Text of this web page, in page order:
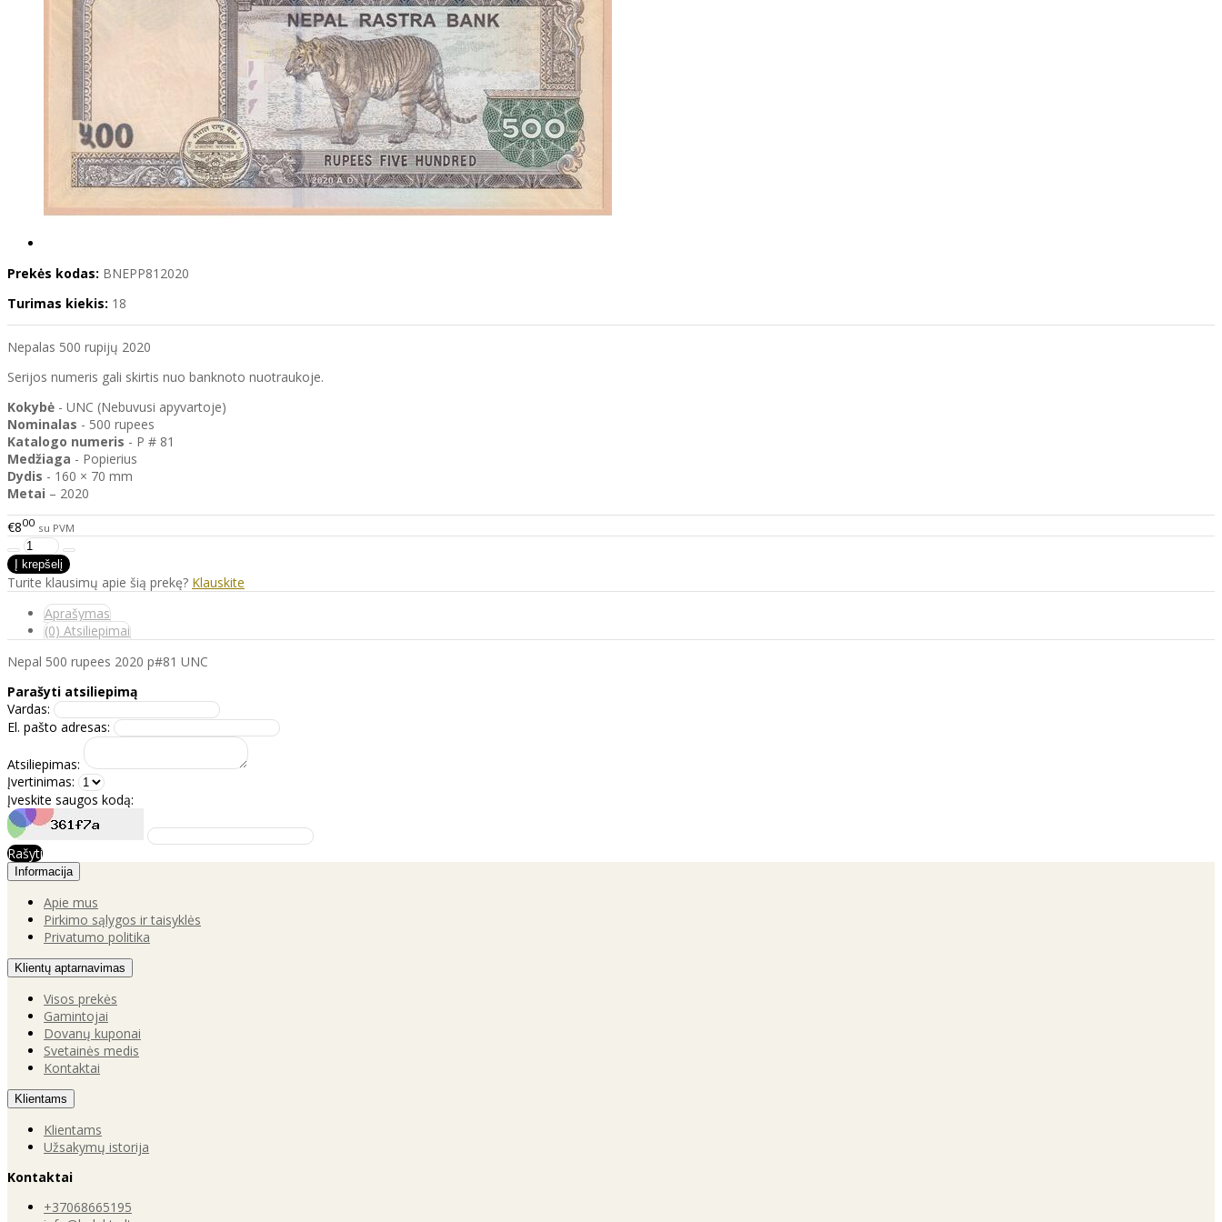
Prekės kodas: BNEPP812020
Turimas kiekis: 18
Nepalas 500 rupijų 2020
Serijos numeris gali skirtis nuo banknoto nuotraukoje.
Kokybė - UNC (Nebuvusi apyvartoje)
Nominalas - 500 rupees
Katalogo numeris - P # 81
Medžiaga - Popierius
Dydis - 160 × 70 mm
Metai – 2020
€800 su PVM
Turite klausimų apie šią prekę? Klauskite
Aprašymas
(0) Atsiliepimai
Nepal 500 rupees 2020 p#81 UNC
Parašyti atsiliepimą
Vardas:
El. pašto adresas:
Atsiliepimas:
Įvertinimas:
Įveskite saugos kodą:
Rašyti
Informacija
Apie mus
Pirkimo sąlygos ir taisyklės
Privatumo politika
Klientų aptarnavimas
Visos prekės
Gamintojai
Dovanų kuponai
Svetainės medis
Kontaktai
Klientams
Klientams
Užsakymų istorija
Kontaktai
+37068665195